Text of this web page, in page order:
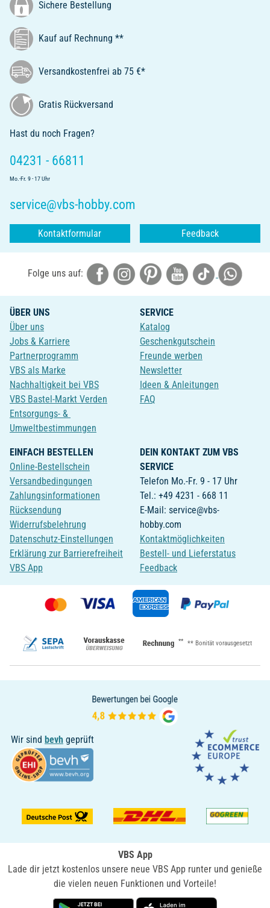
Sichere Bestellung
Kauf auf Rechnung **
Versandkostenfrei ab 75 €*
Gratis Rückversand
Hast du noch Fragen?
04231 - 66811
Mo.-Fr. 9 - 17 Uhr
service@vbs-hobby.com
Kontaktformular Feedback
Folge uns auf:
ÜBER UNS
Über uns
Jobs & Karriere
Partnerprogramm
VBS als Marke
Nachhaltigkeit bei VBS
VBS Bastel-Markt Verden
Entsorgungs- &
Umweltbestimmungen
SERVICE
Katalog
Geschenkgutschein
Freunde werben
Newsletter
Ideen & Anleitungen
FAQ
EINFACH BESTELLEN
Online-Bestellschein
Versandbedingungen
Zahlungsinformationen
Rücksendung
Widerrufsbelehrung
Datenschutz-Einstellungen
Erklärung zur Barrierefreiheit
VBS App
DEIN KONTAKT ZUM VBS
SERVICE
Telefon Mo.-Fr. 9 - 17 Uhr
Tel.: +49 4231 - 668 11
E-Mail: service@vbs-
hobby.com
Kontaktmöglichkeiten
Bestell- und Lieferstatus
Feedback
** ** Bonität vorausgesetzt
Wir sind bevh geprüft
VBS App
Lade dir jetzt kostenlos unsere neue VBS App runter und genieße
die vielen neuen Funktionen und Vorteile!